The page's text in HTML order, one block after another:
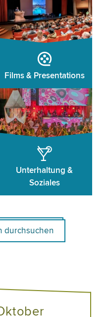
Films & Presentations
Unterhaltung &
Soziales
durchsuchen